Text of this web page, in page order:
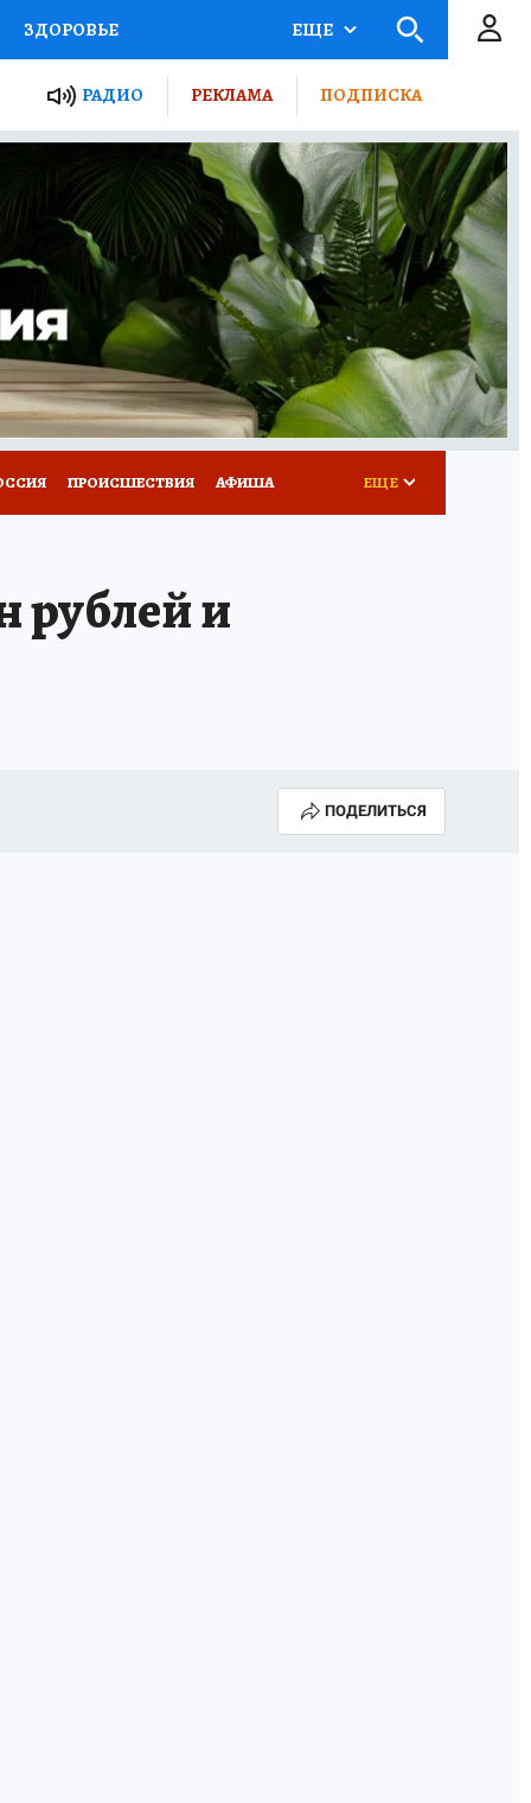
ЗДОРОВЬЕ
РОССИИ
ПУТЕВОДИТЕЛЬ
ТУРИЗМ
ПОТРЕБИТЕЛЯ ВСЕ О КП
ЕЩЕ
РАДИО РЕКЛАМА ПОДПИСКА
ПРОИСШЕСТВИЯ АФИША ЕЩЕ
рублей и
ПОДЕЛИТЬСЯ